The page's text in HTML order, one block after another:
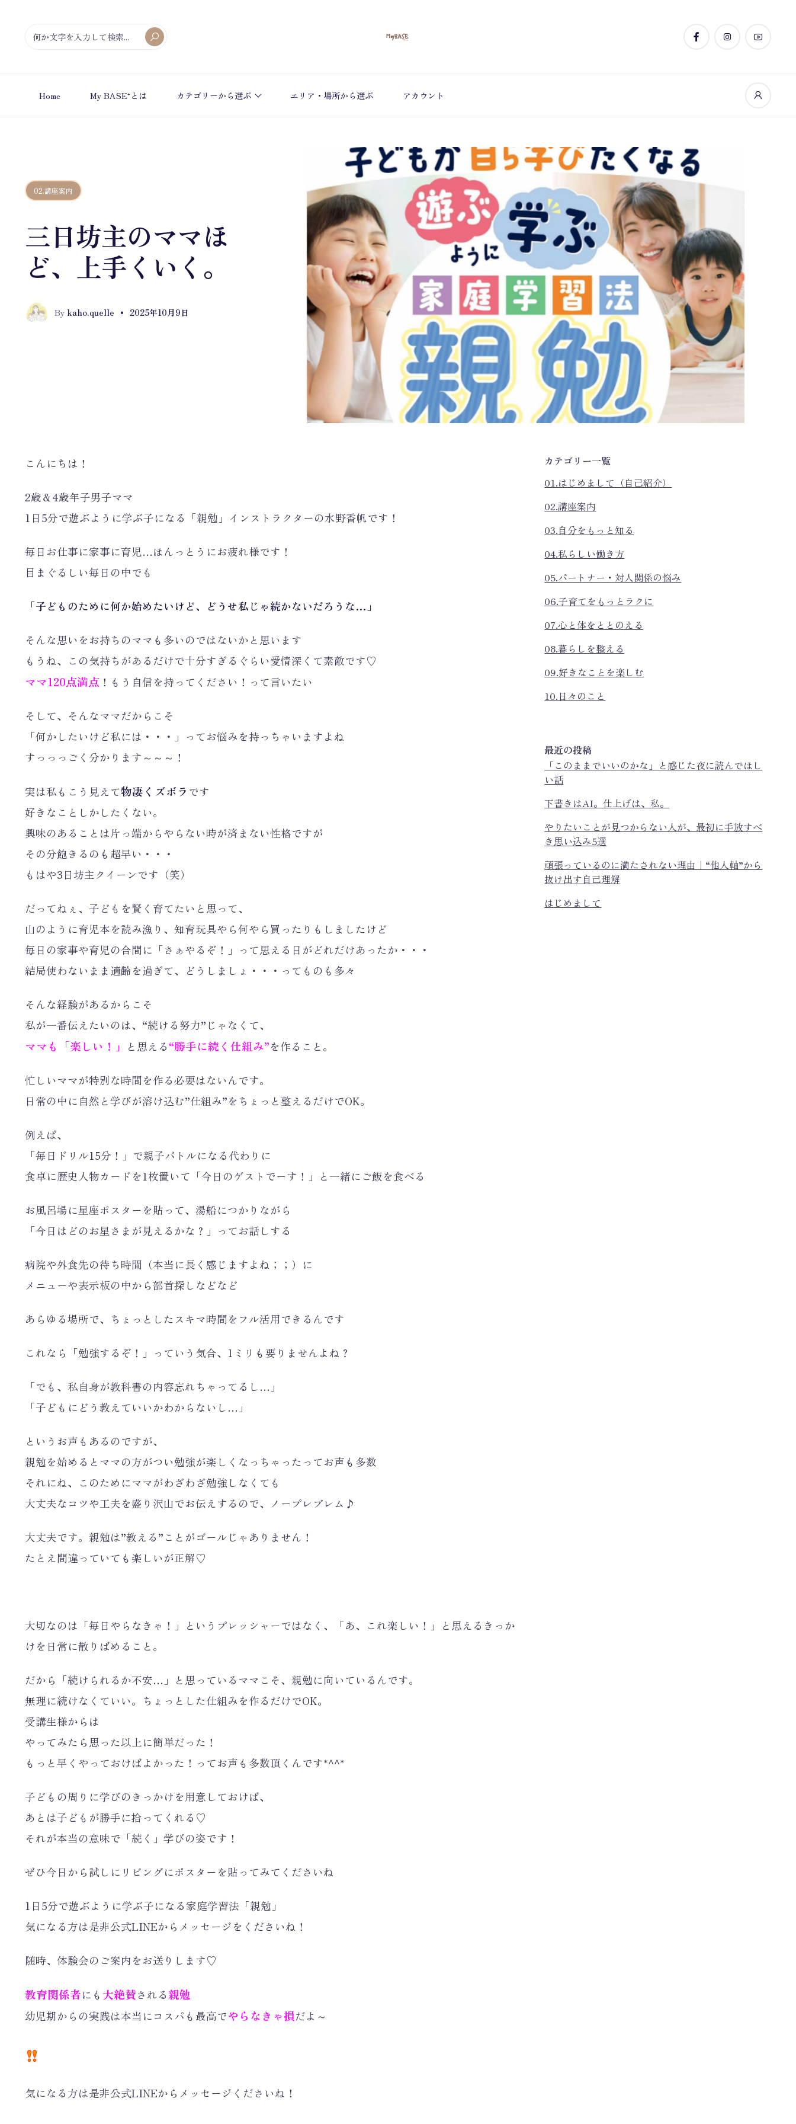
Home My BASE⁺とは カテゴリーから選ぶ エリア・場所から選ぶ アカウント
02.講座案内
三日坊主のママほ
ど、上手くいく。
K By kaho.quelle • 2025年10月9日
こんにちは！
2歳＆4歳年子男子ママ
1日5分で遊ぶように学ぶ子になる「親勉」インストラクターの水野香帆です！
毎日お仕事に家事に育児…ほんっとうにお疲れ様です！
目まぐるしい毎日の中でも
「子どものために何か始めたいけど、どうせ私じゃ続かないだろうな…」
そんな思いをお持ちのママも多いのではないかと思います
もうね、この気持ちがあるだけで十分すぎるぐらい愛情深くて素敵です♡
ママ120点満点 ！もう自信を持ってください！って言いたい
そして、そんなママだからこそ
「何かしたいけど私には・・・」ってお悩みを持っちゃいますよね
すっっっごく分かります～～～！
実は私もこう見えて物凄くズボラ です
好きなことしかしたくない。
興味のあることは片っ端からやらない時が済まない性格ですが
その分飽きるのも超早い・・・
もはや3日坊主クイーンです（笑）
だってねぇ、子どもを賢く育てたいと思って、
山のように育児本を読み漁り、知育玩具やら何やら買ったりもしましたけど
毎日の家事や育児の合間に「さぁやるぞ！」って思える日がどれだけあったか・・・
結局使わないまま適齢を過ぎて、どうしましょ・・・ってものも多々
そんな経験があるからこそ
私が一番伝えたいのは、“続ける努力”じゃなくて、
ママも「楽しい！」 と思える “勝手に続く仕組み”を作ること。
忙しいママが特別な時間を作る必要はないんです。
日常の中に自然と学びが溶け込む”仕組み”をちょっと整えるだけでOK。
例えば、
「毎日ドリル15分！」で親子バトルになる代わりに
食卓に歴史人物カードを1枚置いて「今日のゲストでーす！」と一緒にご飯を食べる
お風呂場に星座ポスターを貼って、湯船につかりながら
「今日はどのお星さまが見えるかな？」ってお話しする
病院や外食先の待ち時間（本当に長く感じますよね；；）に
メニューや表示板の中から部首探しなどなど
あらゆる場所で、ちょっとしたスキマ時間をフル活用できるんです
これなら「勉強するぞ！」っていう気合、1ミリも要りませんよね？
「でも、私自身が教科書の内容忘れちゃってるし…」
「子どもにどう教えていいかわからないし…」
というお声もあるのですが、
親勉を始めるとママの方がつい勉強が楽しくなっちゃったってお声も多数
それにね、このためにママがわざわざ勉強しなくても
大丈夫なコツや工夫を盛り沢山でお伝えするので、ノープレブレム♪
大丈夫です。親勉は”教える”ことがゴールじゃありません！
たとえ間違っていても楽しいが正解♡
大切なのは「毎日やらなきゃ！」というプレッシャーではなく、「あ、これ楽しい！」と思えるきっか
けを日常に散りばめること。
だから「続けられるか不安…」と思っているママこそ、親勉に向いているんです。
無理に続けなくていい。ちょっとした仕組みを作るだけでOK。
受講生様からは
やってみたら思った以上に簡単だった！
もっと早くやっておけばよかった！ってお声も多数頂くんです*^^*
子どもの周りに学びのきっかけを用意しておけば、
あとは子どもが勝手に拾ってくれる♡
それが本当の意味で「続く」学びの姿です！
ぜひ今日から試しにリビングにポスターを貼ってみてくださいね
1日5分で遊ぶように学ぶ子になる家庭学習法「親勉」
気になる方は是非公式LINEからメッセージをくださいね！
随時、体験会のご案内をお送りします♡
教育関係者にも 大絶賛される親勉
幼児期からの実践は本当にコスパも最高でやらなきゃ損だよ～
気になる方は是非公式LINEからメッセージくださいね！
カテゴリー一覧
01.はじめまして（自己紹介）
02.講座案内
03.自分をもっと知る
04.私らしい働き方
05.パートナー・対人関係の悩み
06.子育てをもっとラクに
07.心と体をととのえる
08.暮らしを整える
09.好きなことを楽しむ
10.日々のこと
最近の投稿
「このままでいいのかな」と感じた夜に読んでほし
い話
下書きはAI。仕上げは、私。
やりたいことが見つからない人が、最初に手放すべ
き思い込み5選
頑張っているのに満たされない理由｜“他人軸”から
抜け出す自己理解
はじめまして